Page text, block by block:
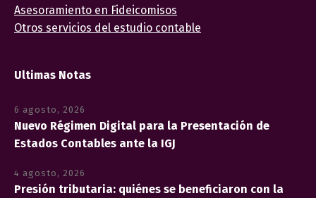
Asesoramiento en Fideicomisos
Otros servicios del estudio contable
Ultimas Notas
6 agosto, 2026
Nuevo Régimen Digital para la Presentación de
Estados Contables ante la IGJ
4 agosto, 2026
Presión tributaria: quiénes se beneficiaron con la